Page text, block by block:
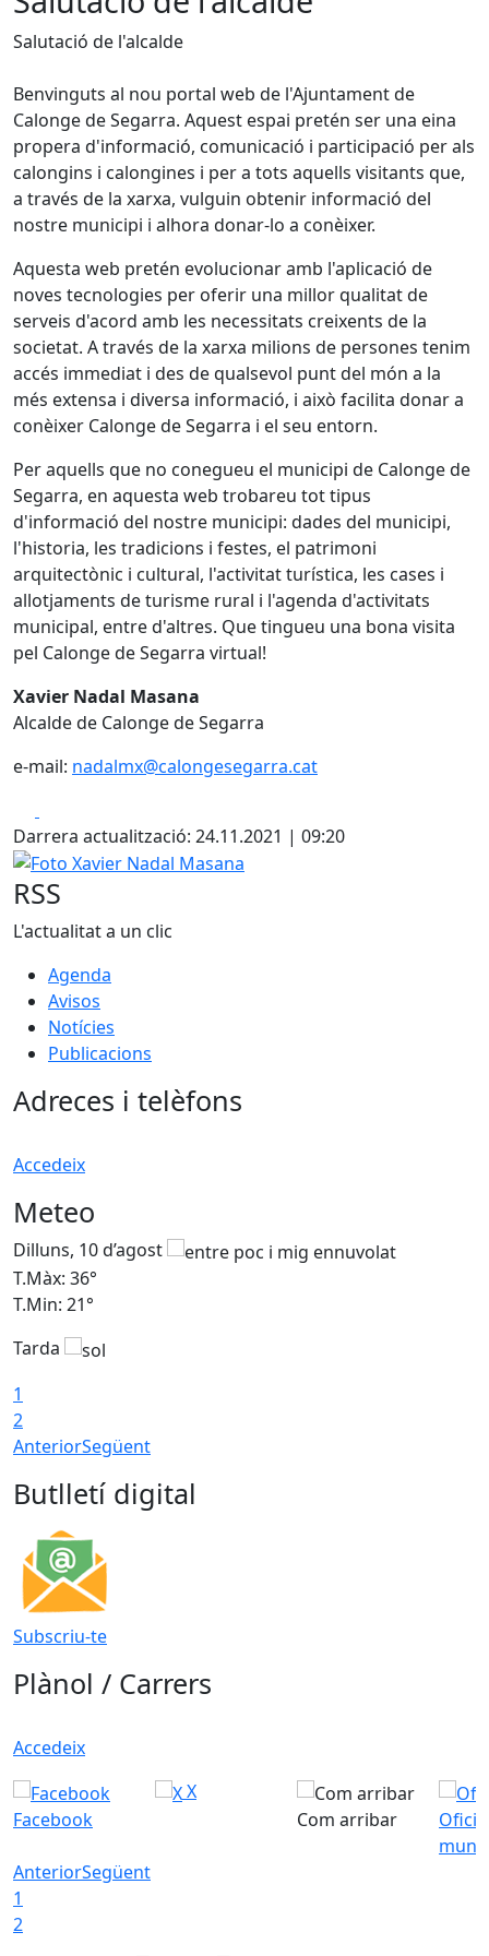
Salutació de l'alcalde
Benvinguts al nou portal web de l'Ajuntament de
Calonge de Segarra. Aquest espai pretén ser una eina
propera d'informació, comunicació i participació per als
calongins i calongines i per a tots aquells visitants que,
a través de la xarxa, vulguin obtenir informació del
nostre municipi i alhora donar-lo a conèixer.
Aquesta web pretén evolucionar amb l'aplicació de
noves tecnologies per oferir una millor qualitat de
serveis d'acord amb les necessitats creixents de la
societat. A través de la xarxa milions de persones tenim
accés immediat i des de qualsevol punt del món a la
més extensa i diversa informació, i això facilita donar a
conèixer Calonge de Segarra i el seu entorn.
Per aquells que no conegueu el municipi de Calonge de
Segarra, en aquesta web trobareu tot tipus
d'informació del nostre municipi: dades del municipi,
l'historia, les tradicions i festes, el patrimoni
arquitectònic i cultural, l'activitat turística, les cases i
allotjaments de turisme rural i l'agenda d'activitats
municipal, entre d'altres. Que tingueu una bona visita
pel Calonge de Segarra virtual!
Xavier Nadal Masana
Alcalde de Calonge de Segarra
e-mail: nadalmx@calongesegarra.cat
Darrera actualització: 24.11.2021 | 09:20
Foto Xavier Nadal Masana
RSS
L'actualitat a un clic
Agenda
Avisos
Notícies
Publicacions
Adreces i telèfons
Accedeix
Meteo
Dilluns, 10 d’agost
T.Màx: 36°
T.Min: 21°
Tarda
1
2
AnteriorSegüent
Butlletí digital
Subscriu-te
Plànol / Carrers
Accedeix
Facebook
X
Com arribar
AnteriorSegüent
1
2